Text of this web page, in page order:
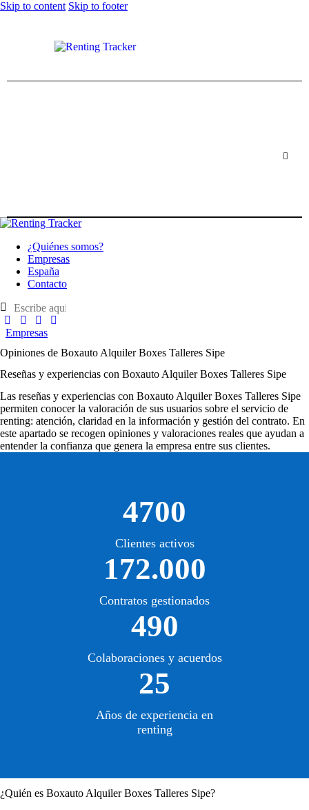
Skip to content Skip to footer
¿Quiénes somos?
Empresas
España
Contacto
Empresas
Opiniones de Boxauto Alquiler Boxes Talleres Sipe
Reseñas y experiencias con Boxauto Alquiler Boxes Talleres Sipe
Las reseñas y experiencias con Boxauto Alquiler Boxes Talleres Sipe
permiten conocer la valoración de sus usuarios sobre el servicio de
renting: atención, claridad en la información y gestión del contrato. En
este apartado se recogen opiniones y valoraciones reales que ayudan a
entender la confianza que genera la empresa entre sus clientes.
4700
Clientes activos
172.000
Contratos gestionados
490
Colaboraciones y acuerdos
25
Años de experiencia en
renting
¿Quién es Boxauto Alquiler Boxes Talleres Sipe?